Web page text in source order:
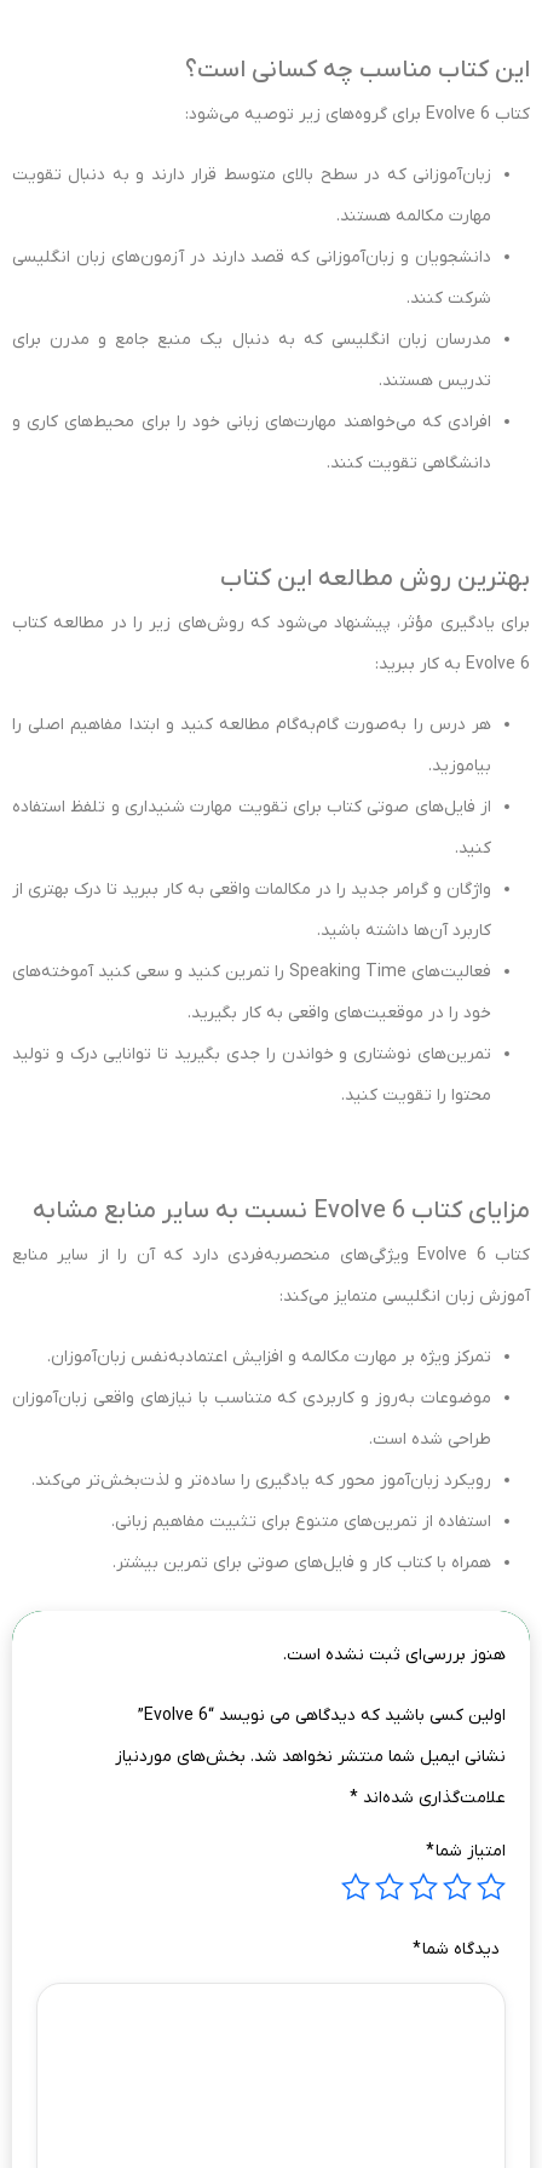
این کتاب مناسب چه کسانی است؟
کتاب Evolve 6 برای گروه‌های زیر توصیه می‌شود:
زبان‌آموزانی که در سطح بالای متوسط قرار دارند و به دنبال تقویت
مهارت مکالمه هستند.
دانشجویان و زبان‌آموزانی که قصد دارند در آزمون‌های زبان انگلیسی
شرکت کنند.
مدرسان زبان انگلیسی که به دنبال یک منبع جامع و مدرن برای
تدریس هستند.
افرادی که می‌خواهند مهارت‌های زبانی خود را برای محیط‌های کاری و
دانشگاهی تقویت کنند.
بهترین روش مطالعه این کتاب
برای یادگیری مؤثر، پیشنهاد می‌شود که روش‌های زیر را در مطالعه کتاب
Evolve 6 به کار ببرید:
هر درس را به‌صورت گام‌به‌گام مطالعه کنید و ابتدا مفاهیم اصلی را
بیاموزید.
از فایل‌های صوتی کتاب برای تقویت مهارت شنیداری و تلفظ استفاده
کنید.
واژگان و گرامر جدید را در مکالمات واقعی به کار ببرید تا درک بهتری از
کاربرد آن‌ها داشته باشید.
فعالیت‌های Speaking Time را تمرین کنید و سعی کنید آموخته‌های
خود را در موقعیت‌های واقعی به کار بگیرید.
تمرین‌های نوشتاری و خواندن را جدی بگیرید تا توانایی درک و تولید
محتوا را تقویت کنید.
مزایای کتاب Evolve 6 نسبت به سایر منابع مشابه
کتاب Evolve 6 ویژگی‌های منحصربه‌فردی دارد که آن را از سایر منابع
آموزش زبان انگلیسی متمایز می‌کند:
تمرکز ویژه بر مهارت مکالمه و افزایش اعتمادبه‌نفس زبان‌آموزان.
موضوعات به‌روز و کاربردی که متناسب با نیازهای واقعی زبان‌آموزان
طراحی شده است.
رویکرد زبان‌آموز محور که یادگیری را ساده‌تر و لذت‌بخش‌تر می‌کند.
استفاده از تمرین‌های متنوع برای تثبیت مفاهیم زبانی.
همراه با کتاب کار و فایل‌های صوتی برای تمرین بیشتر.
هنوز بررسی‌ای ثبت نشده است.
اولین کسی باشید که دیدگاهی می نویسد “Evolve 6”
نشانی ایمیل شما منتشر نخواهد شد. بخش‌های موردنیاز
علامت‌گذاری شده‌اند *
امتیاز شما*
دیدگاه شما*